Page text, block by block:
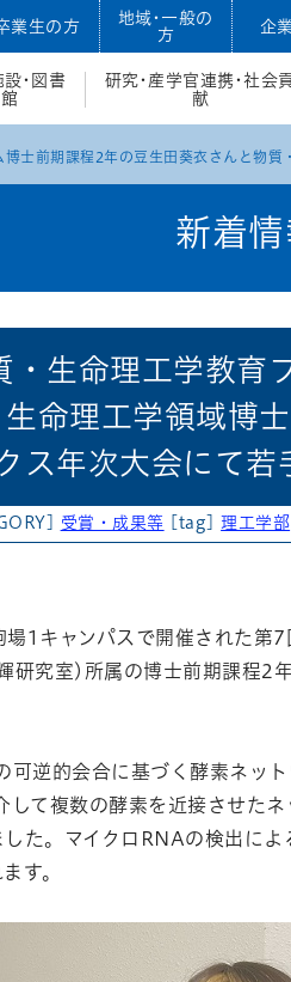
業生の方
地域・一般の
方
企
・図書
館
研究・産学官連携・社会
献
士前期課程2年の豆生田葵衣さんと物
新着情
・生命理工学教育
命理工学領域博
ス年次大会にて若
受賞・成果等 [tag] 理工学部
1キャンパスで開催された第7
研究室)所属の博士前期課程2
逆的会合に基づく酵素ネッ
て複数の酵素を近接させた
た。マイクロRNAの検出に
す。